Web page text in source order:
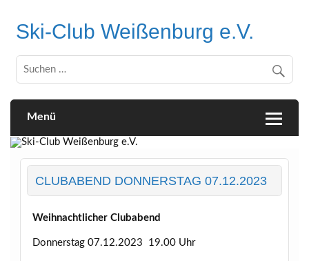
contentSki-Club Weißenburg e.V.
Menü
CLUBABEND DONNERSTAG 07.12.2023
Weihnachtlicher Clubabend
Donnerstag 07.12.2023 19.00 Uhr